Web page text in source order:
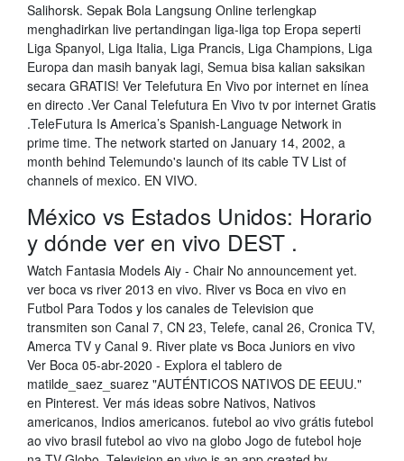
Salihorsk. Sepak Bola Langsung Online terlengkap
menghadirkan live pertandingan liga-liga top Eropa seperti
Liga Spanyol, Liga Italia, Liga Prancis, Liga Champions, Liga
Europa dan masih banyak lagi, Semua bisa kalian saksikan
secara GRATIS! Ver Telefutura En Vivo por internet en línea
en directo .Ver Canal Telefutura En Vivo tv por internet Gratis
.TeleFutura Is America’s Spanish-Language Network in
prime time. The network started on January 14, 2002, a
month behind Telemundo's launch of its cable TV List of
channels of mexico. EN VIVO.
México vs Estados Unidos: Horario
y dónde ver en vivo DEST .
Watch Fantasia Models Aiy - Chair No announcement yet.
ver boca vs river 2013 en vivo. River vs Boca en vivo en
Futbol Para Todos y los canales de Television que
transmiten son Canal 7, CN 23, Telefe, canal 26, Cronica TV,
Amerca TV y Canal 9. River plate vs Boca Juniors en vivo
Ver Boca 05-abr-2020 - Explora el tablero de
matilde_saez_suarez "AUTÉNTICOS NATIVOS DE EEUU."
en Pinterest. Ver más ideas sobre Nativos, Nativos
americanos, Indios americanos. futebol ao vivo grátis futebol
ao vivo brasil futebol ao vivo na globo Jogo de futebol hoje